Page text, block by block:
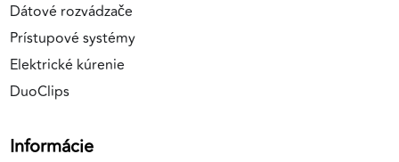
Dátové rozvádzače
Prístupové systémy
Elektrické kúrenie
DuoClips
Informácie